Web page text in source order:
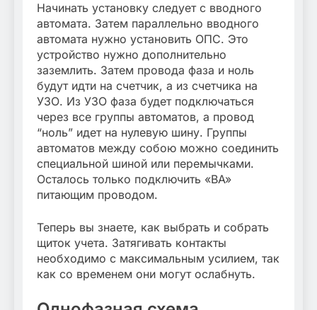
Начинать установку следует с вводного
автомата. Затем параллельно вводного
автомата нужно установить ОПС. Это
устройство нужно дополнительно
заземлить. Затем провода фаза и ноль
будут идти на счетчик, а из счетчика на
УЗО. Из УЗО фаза будет подключаться
через все группы автоматов, а провод
“ноль” идет на нулевую шину. Группы
автоматов между собою можно соединить
специальной шиной или перемычками.
Осталось только подключить «BA»
питающим проводом.
Теперь вы знаете, как выбрать и собрать
щиток учета. Затягивать контакты
необходимо с максимальным усилием, так
как со временем они могут ослабнуть.